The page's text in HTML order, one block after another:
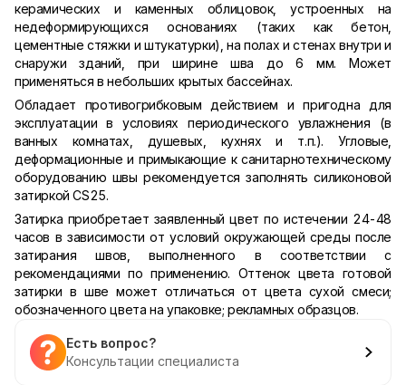
керамических и каменных облицовок, устроенных на
недеформирующихся основаниях (таких как бетон,
цементные стяжки и штукатурки), на полах и стенах внутри и
снаружи зданий, при ширине шва до 6 мм. Может
применяться в небольших крытых бассейнах.
Обладает противогрибковым действием и пригодна для
эксплуатации в условиях периодического увлажнения (в
ванных комнатах, душевых, кухнях и т.п.). Угловые,
деформационные и примыкающие к санитарнотехническому
оборудованию швы рекомендуется заполнять силиконовой
затиркой CS25.
Затирка приобретает заявленный цвет по истечении 24-48
часов в зависимости от условий окружающей среды после
затирания швов, выполненного в соответствии с
рекомендациями по применению. Оттенок цвета готовой
затирки в шве может отличаться от цвета сухой смеси;
обозначенного цвета на упаковке; рекламных образцов.
Есть вопрос?
Консультации специалиста